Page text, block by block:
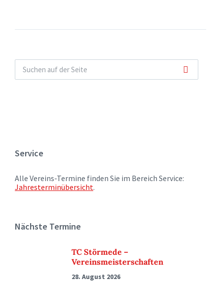
Service
Alle Vereins-Termine finden Sie im Bereich Service:
Jahresterminübersicht.
Nächste Termine
TC Störmede –
Vereinsmeisterschaften
28. August 2026